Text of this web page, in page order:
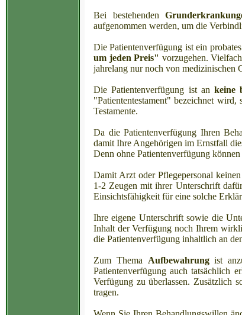
Bei bestehenden
aufgenommen werden, um die
Die Patientenverfügung ist ein
um jeden Preis" vorzugehen.
jahrelang nur noch von medizinischen
Die Patientenverfügung ist an keine
"Patiententestament" bezeichnet
Testamente.
Da die Patientenverfügung Ihren
damit Ihre Angehörigen im Ernstfall
Denn ohne Patientenverfügung
Damit Arzt oder Pflegepersonal
1-2 Zeugen mit ihrer Unterschrift
Einsichtsfähigkeit für eine solche
Ihre eigene Unterschrift sowie die
Inhalt der Verfügung noch Ihrem
die Patientenverfügung inhaltlich an
Zum Thema Aufbewahrungist
Patientenverfügung auch tatsächlich
Verfügung zu überlassen. Zusätzlich
tragen.